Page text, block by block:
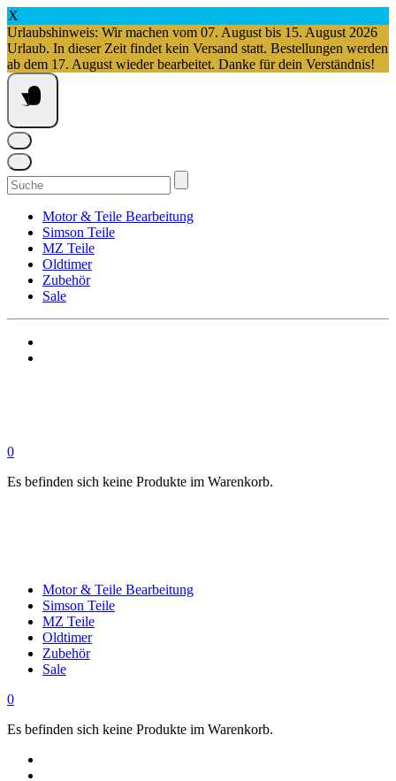
X
Urlaubshinweis: Wir machen vom 07. August bis 15. August 2026
Urlaub. In dieser Zeit findet kein Versand statt. Bestellungen werden
ab dem 17. August wieder bearbeitet. Danke für dein Verständnis!
Springe
zum
Inhalt
Suchen
nach:
Motor & Teile Bearbeitung
Simson Teile
MZ Teile
Oldtimer
Zubehör
Sale
0
Es befinden sich keine Produkte im Warenkorb.
Motor & Teile Bearbeitung
Simson Teile
MZ Teile
Oldtimer
Zubehör
Sale
0
Es befinden sich keine Produkte im Warenkorb.